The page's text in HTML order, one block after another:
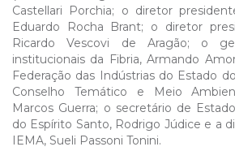
Castellari Porchia; o diretor
Eduardo Rocha Brant; o diretor
Ricardo Vescovi de Aragão; o
institucionais da Fibria, Armando
Federação das Indústrias do Estado
Conselho Temático e Meio
Marcos Guerra; o secretário de
do Espírito Santo, Rodrigo Júdice e a
IEMA, Sueli Passoni Tonini.